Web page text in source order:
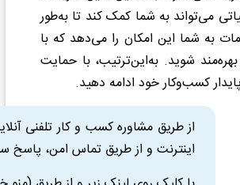
می‌تواند به شما کمک کند تا به‌طور
به شما این امکان را می‌دهد که با
بهره‌مند شوید. به‌این‌ترتیب، با حمایت
کسب‌وکار خود ادامه دهید.
از طریق مشاوره کسب و کار تلفنی
اینترنت و از طریق تماس امن، پاسخ